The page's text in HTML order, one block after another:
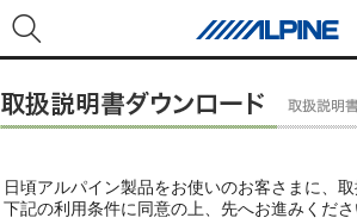
日頃アルパイン製品をお使いのお客さまに、
下記の利用条件に同意の上、先へお進みくださ